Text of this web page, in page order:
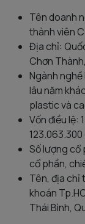
Tên doanh
thành viên
Địa chỉ:
Chơn
Ngành
lâu năm
plastic và
Vốn điều lệ:
Số lượng cổ
cổ phần,
Tên, địa chỉ
khoán
Thái Bình,